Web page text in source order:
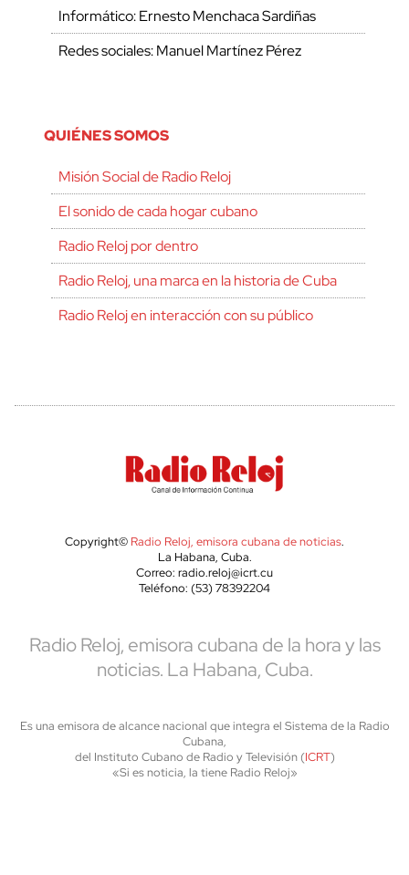
Informático: Ernesto Menchaca Sardiñas
Redes sociales: Manuel Martínez Pérez
QUIÉNES SOMOS
Misión Social de Radio Reloj
El sonido de cada hogar cubano
Radio Reloj por dentro
Radio Reloj, una marca en la historia de Cuba
Radio Reloj en interacción con su público
Copyright© Radio Reloj, emisora cubana de noticias.
La Habana, Cuba.
Correo: radio.reloj@icrt.cu
Teléfono: (53) 78392204
Radio Reloj, emisora cubana de la hora y las
noticias. La Habana, Cuba.
Es una emisora de alcance nacional que integra el Sistema de la Radio
Cubana,
del Instituto Cubano de Radio y Televisión (ICRT)
«Si es noticia, la tiene Radio Reloj»